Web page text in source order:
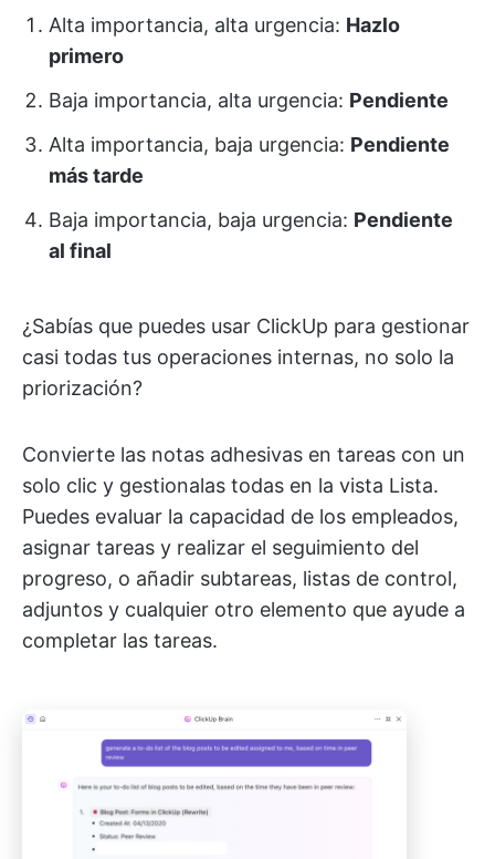
Alta importancia, alta urgencia: Hazlo
primero
Baja importancia, alta urgencia: Pendiente
Alta importancia, baja urgencia: Pendiente
más tarde
Baja importancia, baja urgencia: Pendiente
al final
¿Sabías que puedes usar ClickUp para gestionar
casi todas tus operaciones internas, no solo la
priorización?
Convierte las notas adhesivas en tareas con un
solo clic y gestionalas todas en la vista Lista.
Puedes evaluar la capacidad de los empleados,
asignar tareas y realizar el seguimiento del
progreso, o añadir subtareas, listas de control,
adjuntos y cualquier otro elemento que ayude a
completar las tareas.